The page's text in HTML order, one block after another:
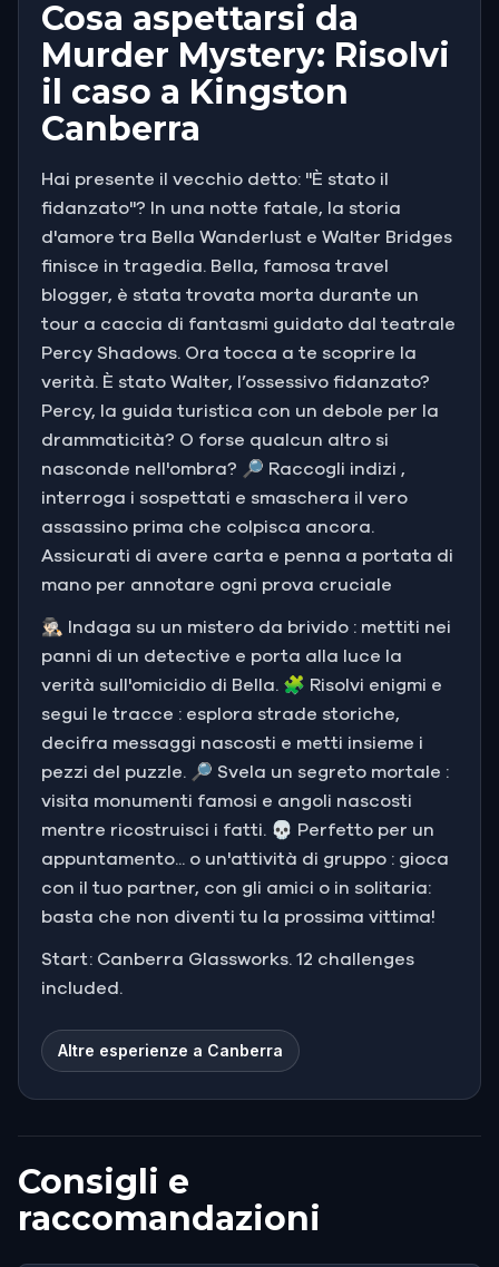
Cosa aspettarsi da
Murder Mystery: Risolvi
il caso a Kingston
Canberra
Hai presente il vecchio detto: "È stato il
fidanzato"? In una notte fatale, la storia
d'amore tra Bella Wanderlust e Walter Bridges
finisce in tragedia. Bella, famosa travel
blogger, è stata trovata morta durante un
tour a caccia di fantasmi guidato dal teatrale
Percy Shadows. Ora tocca a te scoprire la
verità. È stato Walter, l’ossessivo fidanzato?
Percy, la guida turistica con un debole per la
drammaticità? O forse qualcun altro si
nasconde nell'ombra? 🔎 Raccogli indizi ,
interroga i sospettati e smaschera il vero
assassino prima che colpisca ancora.
Assicurati di avere carta e penna a portata di
mano per annotare ogni prova cruciale
🕵🏻‍♂️ Indaga su un mistero da brivido : mettiti nei
panni di un detective e porta alla luce la
verità sull'omicidio di Bella. 🧩 Risolvi enigmi e
segui le tracce : esplora strade storiche,
decifra messaggi nascosti e metti insieme i
pezzi del puzzle. 🔎 Svela un segreto mortale :
visita monumenti famosi e angoli nascosti
mentre ricostruisci i fatti. 💀 Perfetto per un
appuntamento... o un'attività di gruppo : gioca
con il tuo partner, con gli amici o in solitaria:
basta che non diventi tu la prossima vittima!
Start: Canberra Glassworks. 12 challenges
included.
Altre esperienze a Canberra
Consigli e
raccomandazioni